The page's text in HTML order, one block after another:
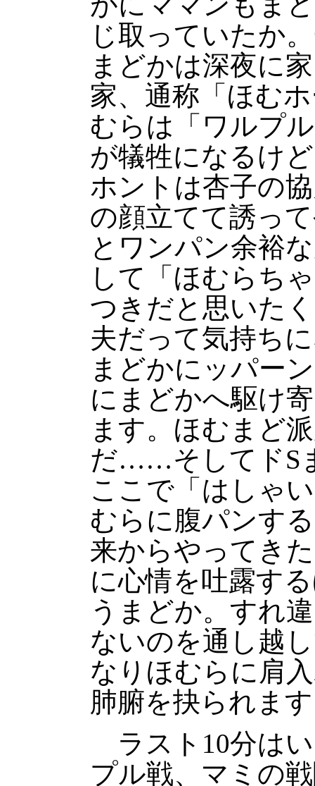
じ取っていたか
まどかは深夜に
家、通称「ほむ
むらは「ワルプ
が犠牲になるけ
ホントは杏子の
の顔立てて誘っ
とワンパン余裕
して「ほむらち
つきだと思いた
夫だって気持ち
まどかにッパー
にまどかへ駆け
ます。ほむまど
だ……そしてドS
ここで「はしゃ
むらに腹パンす
来からやってき
に心情を吐露す
うまどか。すれ
ないのを通し越
なりほむらに肩
肺腑を抉られま
ラスト10分は
プル戦、マミの